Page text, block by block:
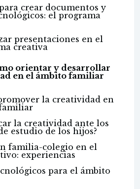
crear documentos y
el programa
presentaciones en el
creativa
orientar y desarrollar
en el ámbito familiar
la creatividad en
la creatividad ante los
estudio de los hijos?
familia-colegio en el
experiencias
para el ámbito